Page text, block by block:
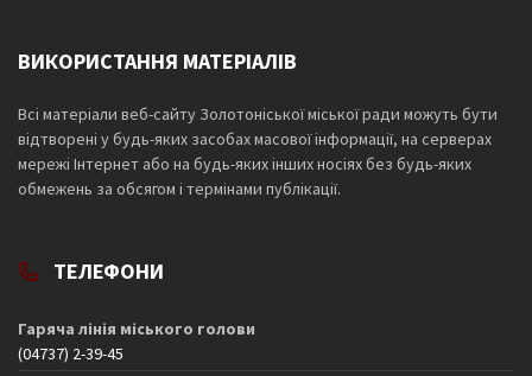
ВИКОРИСТАННЯ МАТЕРІАЛІВ
Всі матеріали веб-сайту Золотоніської міської ради можуть бути
відтворені у будь-яких засобах масової інформації, на серверах
мережі Інтернет або на будь-яких інших носіях без будь-яких
обмежень за обсягом і термінами публікації.
ТЕЛЕФОНИ
Гаряча лінія міського голови
(04737) 2-39-45